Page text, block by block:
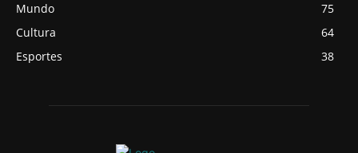
Mundo
75
Cultura
64
Esportes
38